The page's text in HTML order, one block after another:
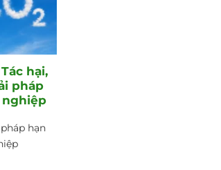
hại,
pháp
nghiệp
hạn